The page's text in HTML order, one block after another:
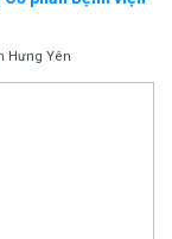
Hưng Yên